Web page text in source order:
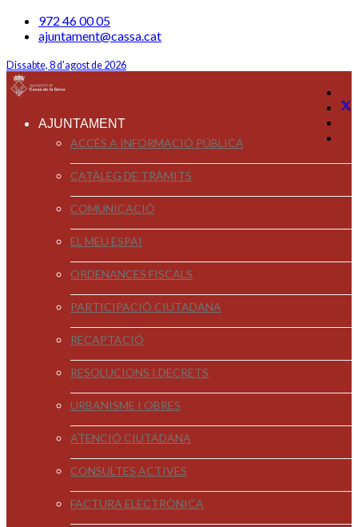
972 46 00 05
ajuntament@cassa.cat
Dissabte, 8 d'agost de 2026
AJUNTAMENT
ACCÉS A INFORMACIÓ PÚBLICA
CATÀLEG DE TRÀMITS
COMUNICACIÓ
EL MEU ESPAI
ORDENANCES FISCALS
PARTICIPACIÓ CIUTADANA
RECAPTACIÓ
RESOLUCIONS I DECRETS
URBANISME I OBRES
ATENCIÓ CIUTADANA
CONSULTES ACTIVES
FACTURA ELECTRÒNICA